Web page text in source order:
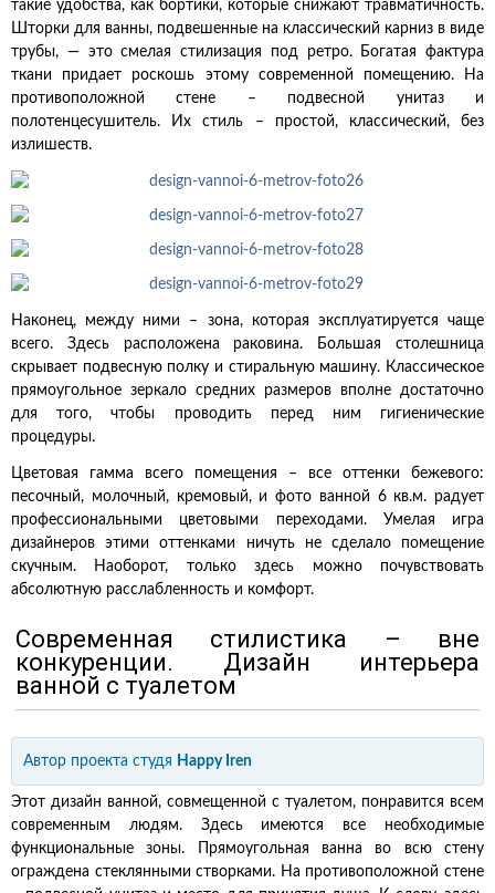
такие удобства, как бортики, которые снижают травматичность.
Шторки для ванны, подвешенные на классический карниз в виде
трубы, — это смелая стилизация под ретро. Богатая фактура
ткани придает роскошь этому современной помещению. На
противоположной стене – подвесной унитаз и
полотенцесушитель. Их стиль – простой, классический, без
излишеств.
Наконец, между ними – зона, которая эксплуатируется чаще
всего. Здесь расположена раковина. Большая столешница
скрывает подвесную полку и стиральную машину. Классическое
прямоугольное зеркало средних размеров вполне достаточно
для того, чтобы проводить перед ним гигиенические
процедуры.
Цветовая гамма всего помещения – все оттенки бежевого:
песочный, молочный, кремовый, и фото ванной 6 кв.м. радует
профессиональными цветовыми переходами. Умелая игра
дизайнеров этими оттенками ничуть не сделало помещение
скучным. Наоборот, только здесь можно почувствовать
абсолютную расслабленность и комфорт.
Современная стилистика – вне
конкуренции. Дизайн интерьера
ванной с туалетом
Автор проекта студя Happy Iren
Этот дизайн ванной, совмещенной с туалетом, понравится всем
современным людям. Здесь имеются все необходимые
функциональные зоны. Прямоугольная ванна во всю стену
ограждена стеклянными створками. На противоположной стене